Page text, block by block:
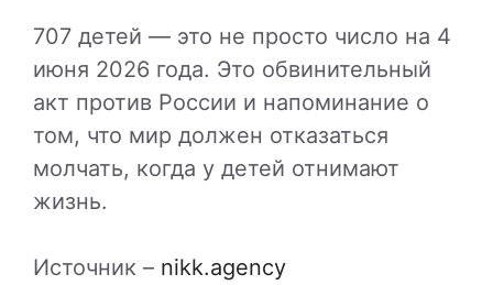
707 детей — это не просто число на 4
июня 2026 года. Это обвинительный
акт против России и напоминание о
том, что мир должен отказаться
молчать, когда у детей отнимают
жизнь.
Источник – nikk.agency